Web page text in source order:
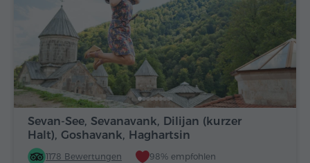
Sevan-See, Sevanavank, Dilijan (kurzer
Halt), Goshavank, Haghartsin
1178 Bewertungen 98% empfohlen